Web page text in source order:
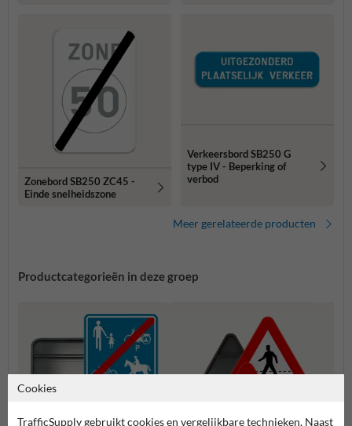
Zonebord SB250 ZC45 -
Einde snelheidszone
Verkeersbord SB250 G
type IV - Beperking of
verbod
Meer gerelateerde producten
Productcategorieën in deze groep
Cookies
TrafficSupply gebruikt cookies en vergelijkbare technieken. Naast